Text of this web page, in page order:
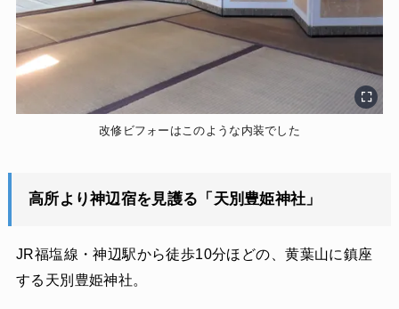
改修ビフォーはこのような内装でした
高所より神辺宿を見護る「天別豊姫神社」
JR福塩線・神辺駅から徒歩10分ほどの、黄葉山に鎮座
する天別豊姫神社。